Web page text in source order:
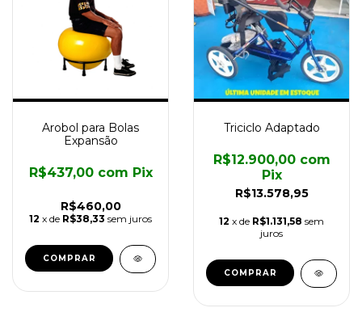
Arobol para Bolas
Expansão
R$460,00
R$437,00 com Pix
12 x de R$38,33 sem juros
Triciclo Adaptado
R$13.578,95
R$12.900,00 com
Pix
12 x de R$1.131,58 sem
juros
COMPRAR